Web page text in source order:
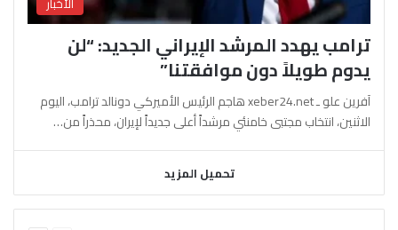
ترامب يهدد المرشد الإيراني الجديد: “لن
يدوم طويلاً دون موافقتنا”
آفرين علو ـ xeber24.net هاجم الرئيس الأميركي دونالد ترامب، اليوم
الاثنين، انتخاب مجتبى خامنئي مرشداً أعلى جديداً لإيران، محذراً من…
تحميل المزيد